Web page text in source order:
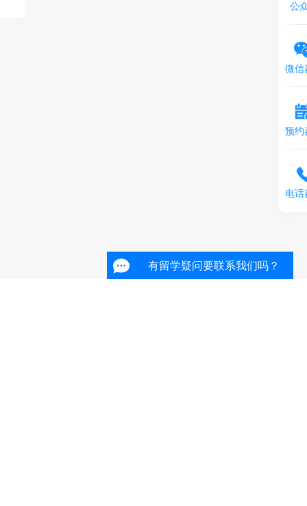
公
微信
预约
电话
有留学疑问要联系我们吗？
有留学疑问要联系我们吗？
有留学疑问要联系我们吗？